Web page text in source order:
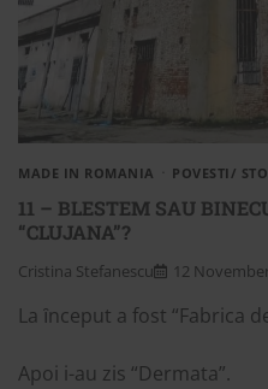
MADE IN ROMANIA POVESTI/
11 – BLESTEM SAU
“CLUJANA”?
Cristina Stefanescu 12
La ȋnceput a fost “Fabrica
Apoi i-au zis “Dermata”.